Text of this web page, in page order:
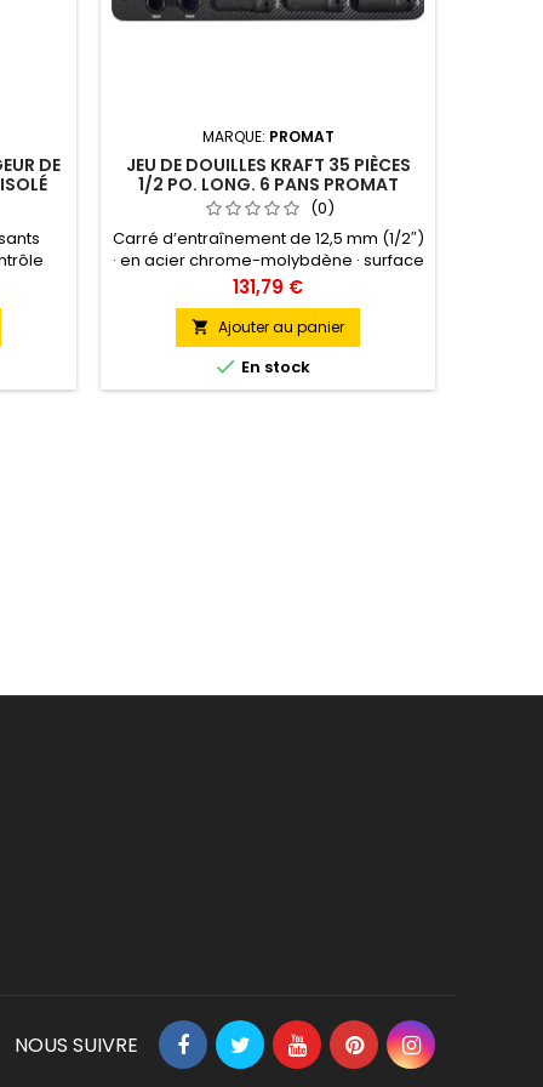
DE
acier
Lame
·
MARQUE: PROMAT
JEU DE DOUILLES KRAFT 35 PIÈCES
1/2 PO. LONG. 6 PANS PROMAT
(0)
Carré d’entraînement de 12,5 mm (1/2″)
· en acier chrome-molybdène · surface
noire brunie · pour hautes exigences
sur visseuse à percussion électrique ou
à air compriméAutres caractéristiques
techniques: · Emballage: mallette en
tôle d'acier · Matériau: acier au
chrome-molybdène
Prix
131,79 €
 Ajouter au panier
 En stock
NOUS SUIVRE